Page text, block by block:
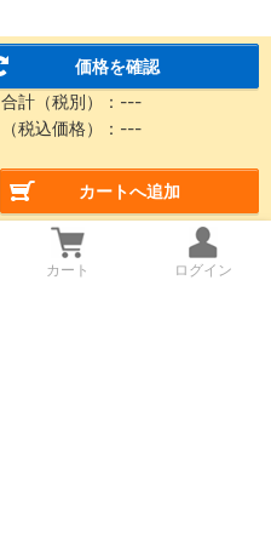
価格を確認
合計（税別）： ---
（税込価格）： ---
カートへ追加
カート ログイン